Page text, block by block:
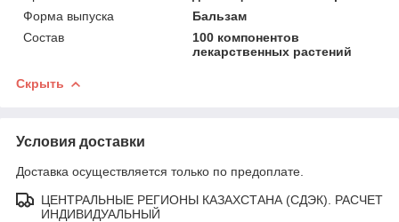
Форма выпуска
Бальзам
Состав
100 компонентов
лекарственных растений
Скрыть
Условия доставки
Доставка осуществляется только по предоплате.
ЦЕНТРАЛЬНЫЕ РЕГИОНЫ КАЗАХСТАНА (СДЭК). РАСЧЕТ
ИНДИВИДУАЛЬНЫЙ